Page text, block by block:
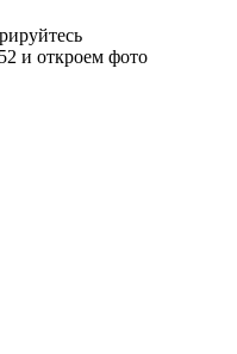
и откроем фото